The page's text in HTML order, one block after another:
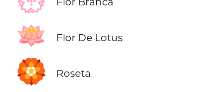
🪷 Flor De Lotus
🏵️ Roseta